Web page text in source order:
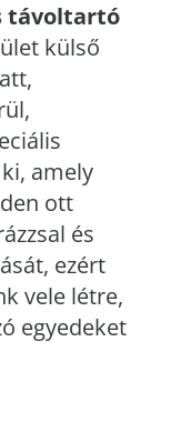
távoltartó
külső
amely
ott
és
ezért
vele létre,
egyedeket